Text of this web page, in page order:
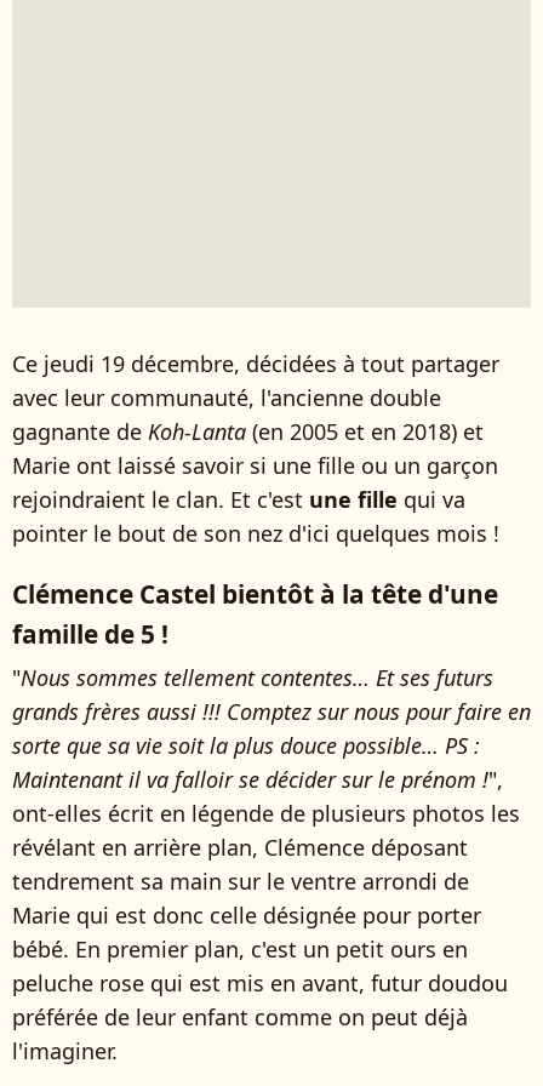
Ce jeudi 19 décembre, décidées à tout partager
avec leur communauté, l'ancienne double
gagnante de Koh-Lanta (en 2005 et en 2018) et
Marie ont laissé savoir si une fille ou un garçon
rejoindraient le clan. Et c'est une fille qui va
pointer le bout de son nez d'ici quelques mois !
Clémence Castel bientôt à la tête d'une
famille de 5 !
"Nous sommes tellement contentes… Et ses futurs
grands frères aussi !!! Comptez sur nous pour faire en
sorte que sa vie soit la plus douce possible… PS :
Maintenant il va falloir se décider sur le prénom !",
ont-elles écrit en légende de plusieurs photos les
révélant en arrière plan, Clémence déposant
tendrement sa main sur le ventre arrondi de
Marie qui est donc celle désignée pour porter
bébé. En premier plan, c'est un petit ours en
peluche rose qui est mis en avant, futur doudou
préférée de leur enfant comme on peut déjà
l'imaginer.